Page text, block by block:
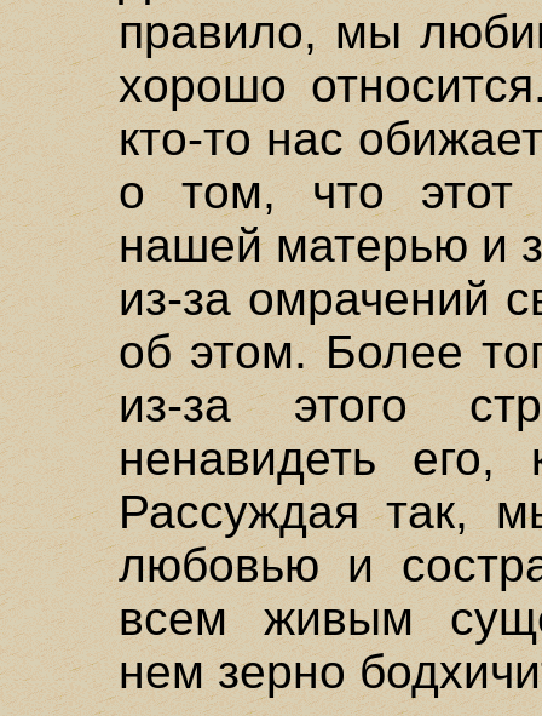
правило, мы
хорошо
кто-то нас
о том, что этот
нашей матерью и
из-за омрачений
об этом. Более
из-за этого
ненавидеть его,
Рассуждая так,
любовью и
всем живым
нем зерно